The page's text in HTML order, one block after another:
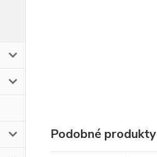
Podobné produkty